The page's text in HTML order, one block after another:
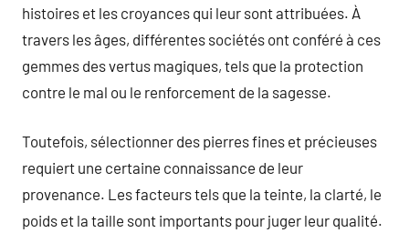
histoires et les croyances qui leur sont attribuées. À
travers les âges, différentes sociétés ont conféré à ces
gemmes des vertus magiques, tels que la protection
contre le mal ou le renforcement de la sagesse.
Toutefois, sélectionner des pierres fines et précieuses
requiert une certaine connaissance de leur
provenance. Les facteurs tels que la teinte, la clarté, le
poids et la taille sont importants pour juger leur qualité.